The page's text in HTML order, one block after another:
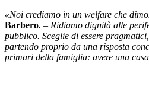
«Noi crediamo in un welfare che
Barbero. – Ridiamo dignità alle
pubblico. Sceglie di essere
partendo proprio da una risposta
primari della famiglia: avere una